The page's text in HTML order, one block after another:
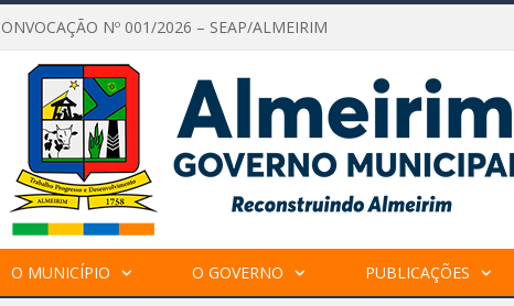
Nº 001/2026 – SEAP/ALMEIRIM
O MUNICÍPIO O GOVERNO PUBLICAÇÕES